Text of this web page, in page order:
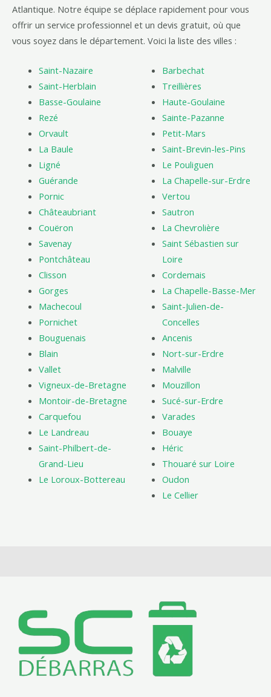
Atlantique. Notre équipe se déplace rapidement pour vous
offrir un service professionnel et un devis gratuit, où que
vous soyez dans le département. Voici la liste des villes :
Saint-Nazaire
Saint-Herblain
Basse-Goulaine
Rezé
Orvault
La Baule
Ligné
Guérande
Pornic
Châteaubriant
Couëron
Savenay
Pontchâteau
Clisson
Gorges
Machecoul
Pornichet
Bouguenais
Blain
Vallet
Vigneux-de-Bretagne
Montoir-de-Bretagne
Carquefou
Le Landreau
Saint-Philbert-de-
Grand-Lieu
Le Loroux-Bottereau
Barbechat
Treillières
Haute-Goulaine
Sainte-Pazanne
Petit-Mars
Saint-Brevin-les-Pins
Le Pouliguen
La Chapelle-sur-Erdre
Vertou
Sautron
La Chevrolière
Saint Sébastien sur
Loire
Cordemais
La Chapelle-Basse-Mer
Saint-Julien-de-
Concelles
Ancenis
Nort-sur-Erdre
Malville
Mouzillon
Sucé-sur-Erdre
Varades
Bouaye
Héric
Thouaré sur Loire
Oudon
Le Cellier